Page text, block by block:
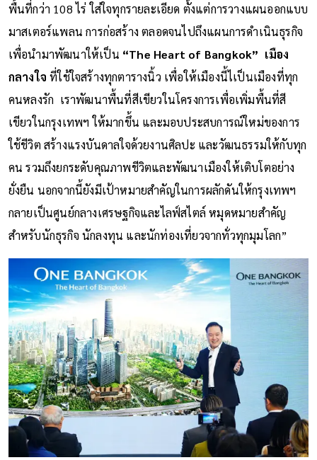
พื้นที่กว่า 108 ไร่ ใส่ใจทุกรายละเอียด ตั้งแต่การวางแผนออกแบบ
มาสเตอร์แพลน การก่อสร้าง ตลอดจนไปถึงแผนการดำเนินธุรกิจ
เพื่อนำมาพัฒนาให้เป็น “The Heart of Bangkok” เมือง
กลางใจ ที่ใช้ใจสร้างทุกตารางนิ้ว เพื่อให้เมืองนี้ไเป็นเมืองที่ทุก
คนหลงรัก เราพัฒนาพื้นที่สีเขียวในโครงการเพื่อเพิ่มพื้นที่สี
เขียวในกรุงเทพฯ ให้มากขึ้น และมอบประสบการณ์ใหม่ของการ
ใช้ชีวิต สร้างแรงบันดาลใจด้วยงานศิลปะ และวัฒนธรรมให้กับทุก
คน รวมถึงยกระดับคุณภาพชีวิตและพัฒนาเมืองให้เติบโตอย่าง
ยั่งยืน นอกจากนี้ยังมีเป้าหมายสำคัญในการผลักดันให้กรุงเทพฯ
กลายเป็นศูนย์กลางเศรษฐกิจและไลฟ์สไตล์ หมุดหมายสำคัญ
สำหรับนักธุรกิจ นักลงทุน และนักท่องเที่ยวจากทั่วทุกมุมโลก”